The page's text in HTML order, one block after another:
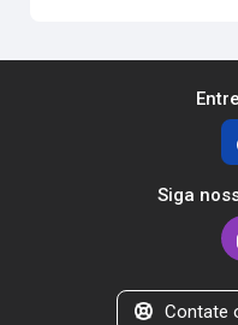
Siga
Contate